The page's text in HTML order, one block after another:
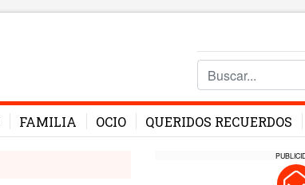
FAMILIA OCIO QUERIDOS RECUERDOS